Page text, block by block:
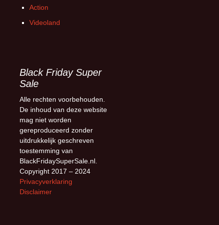
Action
Videoland
Black Friday Super
Sale
Alle rechten voorbehouden.
De inhoud van deze website
mag niet worden
gereproduceerd zonder
uitdrukkelijk geschreven
toestemming van
BlackFridaySuperSale.nl.
Copyright 2017 – 2024
Privacyverklaring
Disclaimer